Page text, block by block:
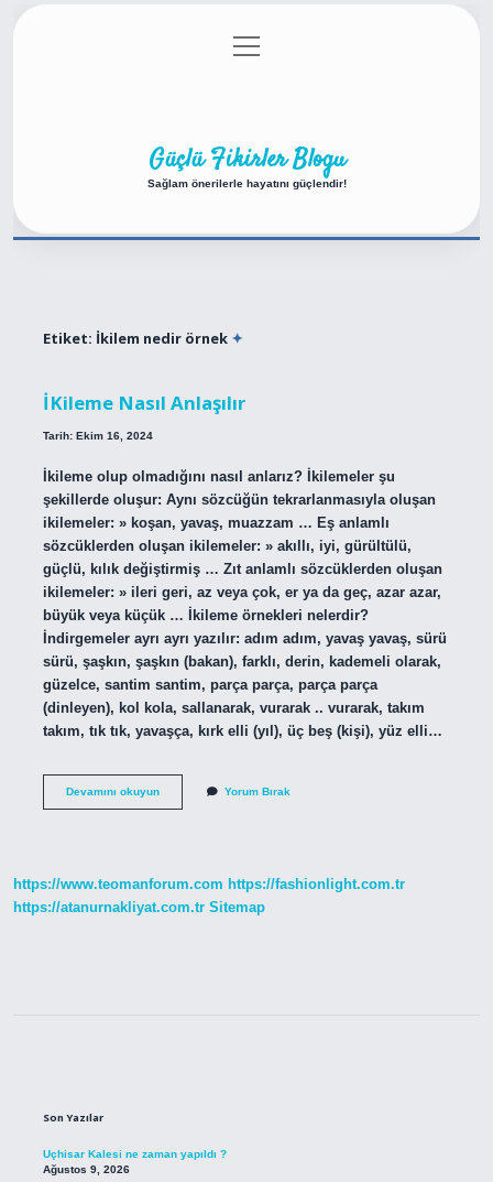
Gizlilik Politikası
menüyü
aç
Güçlü Fikirler Blogu
Sağlam önerilerle hayatını güçlendir!
Etiket: İkilem nedir örnek
İKileme Nasıl Anlaşılır
Tarih: Ekim 16, 2024
İkileme olup olmadığını nasıl anlarız? İkilemeler şu
şekillerde oluşur: Aynı sözcüğün tekrarlanmasıyla oluşan
ikilemeler: » koşan, yavaş, muazzam … Eş anlamlı
sözcüklerden oluşan ikilemeler: » akıllı, iyi, gürültülü,
güçlü, kılık değiştirmiş … Zıt anlamlı sözcüklerden oluşan
ikilemeler: » ileri geri, az veya çok, er ya da geç, azar azar,
büyük veya küçük … İkileme örnekleri nelerdir?
İndirgemeler ayrı ayrı yazılır: adım adım, yavaş yavaş, sürü
sürü, şaşkın, şaşkın (bakan), farklı, derin, kademeli olarak,
güzelce, santim santim, parça parça, parça parça
(dinleyen), kol kola, sallanarak, vurarak .. vurarak, takım
takım, tık tık, yavaşça, kırk elli (yıl), üç beş (kişi), yüz elli…
Devamını okuyunİKileme
Yorum Bırak
https://www.teomanforum.com https://fashionlight.com.tr
https://atanurnakliyat.com.tr Sitemap
Son Yazılar
Uçhisar Kalesi ne zaman yapıldı ?
Ağustos 9, 2026